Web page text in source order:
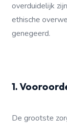
overduidelijk
ethische
genegeerd.
1.
De grootste